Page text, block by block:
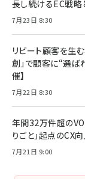
長し続けるEC戦略
7月23日 8:30
リピート顧客を生
創」で顧客に“選ば
催】
7月22日 8:30
年間32万件超の
りごと」起点のCX
7月21日 9:00